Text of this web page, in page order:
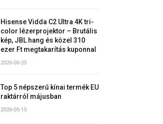
Hisense Vidda C2 Ultra 4K tri-
color lézerprojektor – Brutális
kép, JBL hang és közel 310
ezer Ft megtakarítás kuponnal
2026-05-25
Top 5 népszerű kínai termék EU
raktárról májusban
2026-05-15